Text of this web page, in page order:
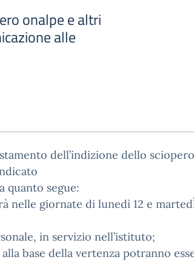
onalpe e altri
alle
dell’indizione dello sciopero
quanto segue:
nelle giornate di lunedì 12 e
in servizio nell’istituto;
base della vertenza potranno